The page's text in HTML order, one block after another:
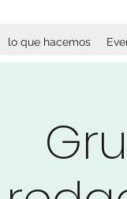
lo que hacemos